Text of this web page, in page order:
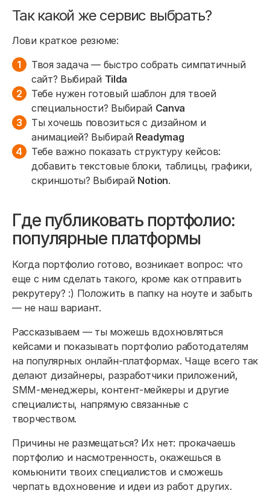
Так какой же сервис выбрать?
Лови краткое резюме:
Твоя задача — быстро собрать симпатичный
сайт? Выбирай Tilda
Тебе нужен готовый шаблон для твоей
специальности? Выбирай Canva
Ты хочешь повозиться с дизайном и
анимацией? Выбирай Readymag
Тебе важно показать структуру кейсов:
добавить текстовые блоки, таблицы, графики,
скриншоты? Выбирай Notion.
Где публиковать портфолио:
популярные платформы
Когда портфолио готово, возникает вопрос: что
еще с ним сделать такого, кроме как отправить
рекрутеру? :) Положить в папку на ноуте и забыть
— не наш вариант.
Рассказываем — ты можешь вдохновляться
кейсами и показывать портфолио работодателям
на популярных онлайн-платформах. Чаще всего так
делают дизайнеры, разработчики приложений,
SMM-менеджеры, контент-мейкеры и другие
специалисты, напрямую связанные с
творчеством.
Причины не размещаться? Их нет: прокачаешь
портфолио и насмотренность, окажешься в
комьюнити твоих специалистов и сможешь
черпать вдохновение и идеи из работ других.